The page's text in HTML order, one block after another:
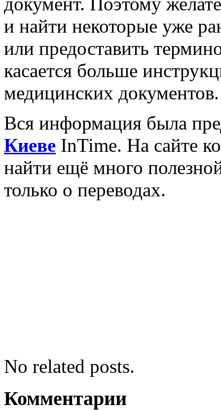
и найти некоторые уже
или предоставить
касается больше
медицинских документов.
Вся информация была
Киеве InTime. На сайте
найти ещё много
только о переводах.
No related posts.
Комментарии